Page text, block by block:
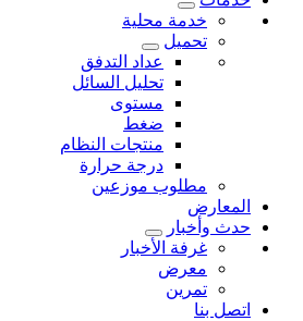
خدمة محلية
تحميل
عداد التدفق
تحليل السائل
مستوى
ضغط
منتجات النظام
درجة حرارة
مطلوب موزعين
المعارض
حدث وأخبار
غرفة الأخبار
معرض
تمرين
اتصل بنا